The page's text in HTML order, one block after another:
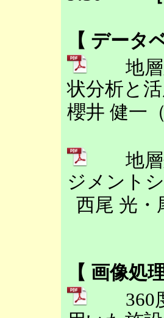
【 データ
地層
状分析と
櫻井 健一
地層
ジメント
西尾 光・
【 画像処理
360度